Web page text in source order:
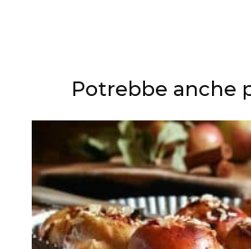
Potrebbe anche